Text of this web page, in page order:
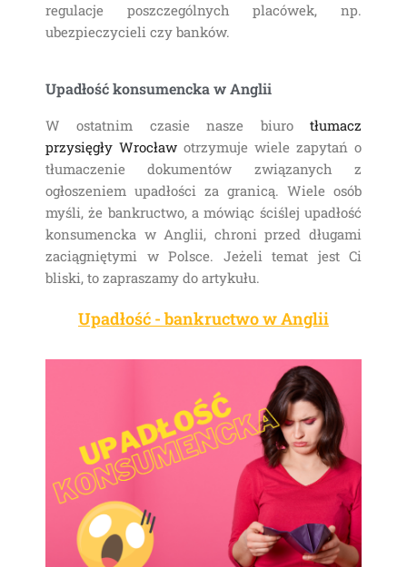
regulacje poszczególnych placówek, np.
ubezpieczycieli czy banków.
Upadłość konsumencka w Anglii
W ostatnim czasie nasze biuro tłumacz
przysięgły Wrocław otrzymuje wiele zapytań o
tłumaczenie dokumentów związanych z
ogłoszeniem upadłości za granicą. Wiele osób
myśli, że bankructwo, a mówiąc ściślej upadłość
konsumencka w Anglii, chroni przed długami
zaciągniętymi w Polsce. Jeżeli temat jest Ci
bliski, to zapraszamy do artykułu.
Upadłość - bankructwo w Anglii